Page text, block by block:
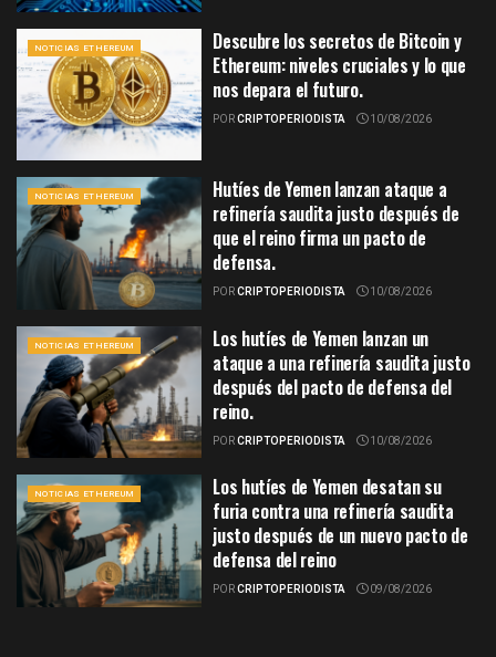
NOTICIAS ETHEREUM
Descubre los secretos de Bitcoin y
Ethereum: niveles cruciales y lo que
nos depara el futuro.
PORCRIPTOPERIODISTA 10/08/2026
NOTICIAS ETHEREUM
Hutíes de Yemen lanzan ataque a
refinería saudita justo después de
que el reino firma un pacto de
defensa.
PORCRIPTOPERIODISTA 10/08/2026
NOTICIAS ETHEREUM
Los hutíes de Yemen lanzan un
ataque a una refinería saudita justo
después del pacto de defensa del
reino.
PORCRIPTOPERIODISTA 10/08/2026
NOTICIAS ETHEREUM
Los hutíes de Yemen desatan su
furia contra una refinería saudita
justo después de un nuevo pacto de
defensa del reino
PORCRIPTOPERIODISTA 09/08/2026